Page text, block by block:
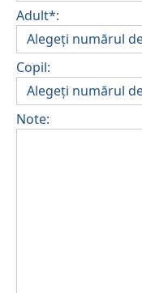
Adult*:
Copil:
Note: